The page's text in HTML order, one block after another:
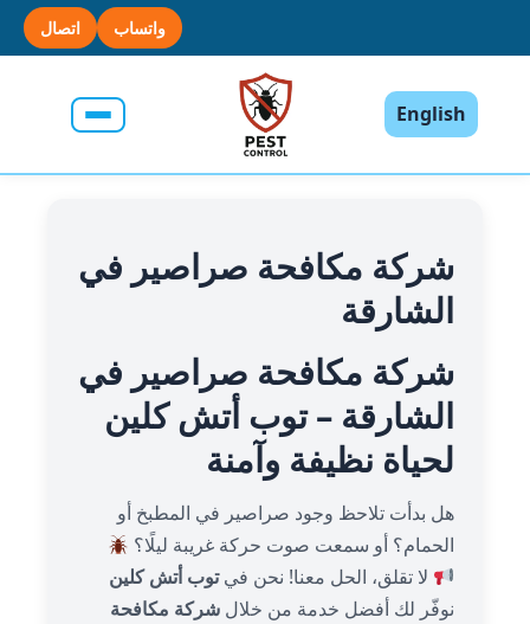
واتساب اتصال
English
شركة مكافحة صراصير في
الشارقة
شركة مكافحة صراصير في
الشارقة – توب أتش كلين
لحياة نظيفة وآمنة
هل بدأت تلاحظ وجود صراصير في المطبخ أو
الحمام؟ أو سمعت صوت حركة غريبة ليلًا؟
لا تقلق، الحل معنا! نحن فيتوب أتش كلين
نوفّر لك أفضل خدمة من خلال شركة مكافحة